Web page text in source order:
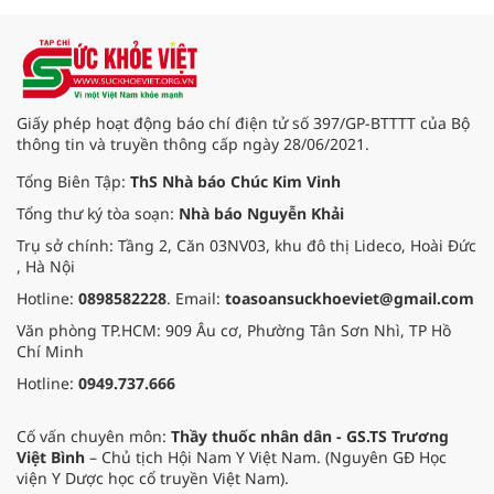
Giấy phép hoạt động báo chí điện tử số 397/GP-BTTTT của Bộ
thông tin và truyền thông cấp ngày 28/06/2021.
Tổng Biên Tập: ThS Nhà báo Chúc Kim Vinh
Tổng thư ký tòa soạn: Nhà báo Nguyễn Khải
Trụ sở chính: Tầng 2, Căn 03NV03, khu đô thị Lideco, Hoài Đức
, Hà Nội
Hotline: 0898582228. Email: toasoansuckhoeviet@gmail.com
Văn phòng TP.HCM: 909 Âu cơ, Phường Tân Sơn Nhì, TP Hồ
Chí Minh
Hotline: 0949.737.666
Cố vấn chuyên môn: Thầy thuốc nhân dân - GS.TS Trương
Việt Bình – Chủ tịch Hội Nam Y Việt Nam. (Nguyên GĐ Học
viện Y Dược học cổ truyền Việt Nam).